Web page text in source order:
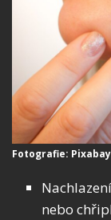
Fotografie: Pixabay
nebo